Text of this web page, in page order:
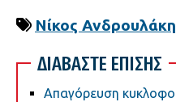
Νίκος
ΔΙΑΒΑΣΤΕ ΕΠΙΣΗΣ
Απαγόρευση